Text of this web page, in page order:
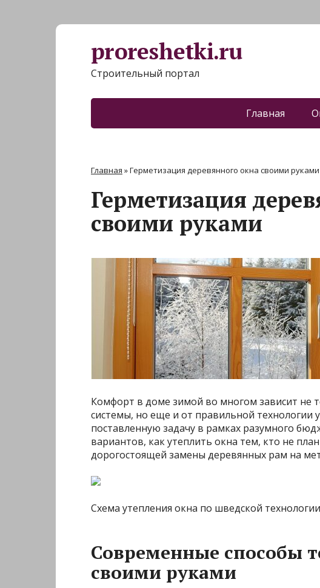
proreshetki.ru
Строительный портал
Главная
Главная »Герметизация деревянного окна своими руками
Герметизация
своими руками
Комфорт в доме зимой во многом зависит не
системы, но еще и от правильной технологии
поставленную задачу в рамках разумного
вариантов, как утеплить окна тем, кто не
дорогостоящей замены деревянных рам на
Схема утепления окна по шведской
Современные способы
своими руками